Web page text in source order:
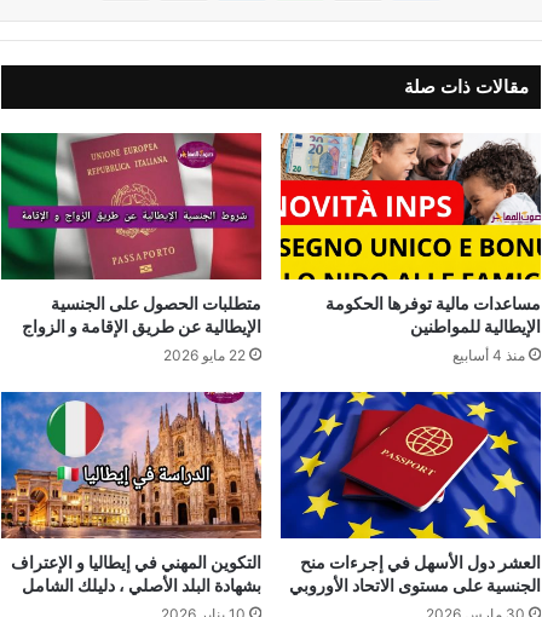
مقالات ذات صلة
مساعدات مالية توفرها الحكومة
الإيطالية للمواطنين
منذ 4 أسابيع
متطلبات الحصول على الجنسية
الإيطالية عن طريق الإقامة و الزواج
22 مايو 2026
العشر دول الأسهل في إجرءات منح
الجنسية على مستوى الاتحاد الأوروبي
التكوين المهني في إيطاليا و الإعتراف
بشهادة البلد الأصلي ، دليلك الشامل